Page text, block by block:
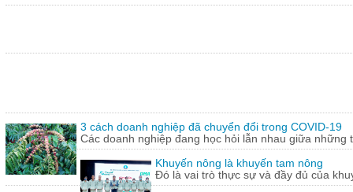
3 cách doanh nghiệp đã chuyển đổi trong COVID-19
Các doanh nghiệp đang học hỏi lẫn nhau giữa những
Khuyến nông là khuyến tam nông
Đó là vai trò thực sự và đầy đủ của